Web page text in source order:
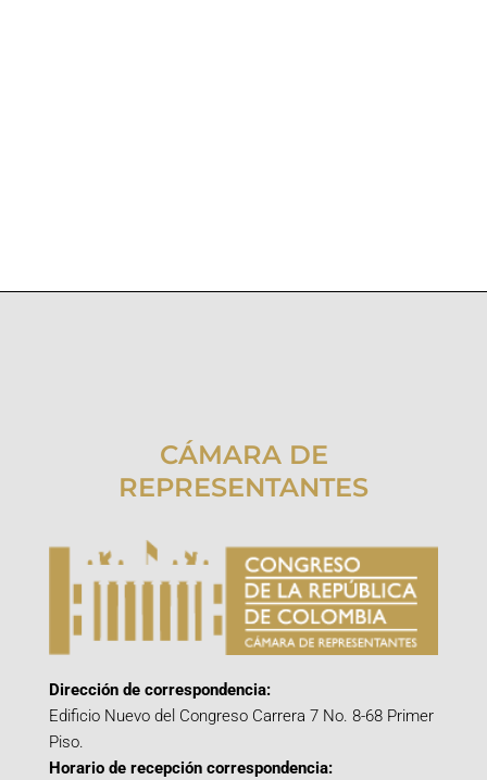
CÁMARA DE
REPRESENTANTES
Dirección de correspondencia:
Edificio Nuevo del Congreso Carrera 7 No. 8-68 Primer
Piso.
Horario de recepción correspondencia: